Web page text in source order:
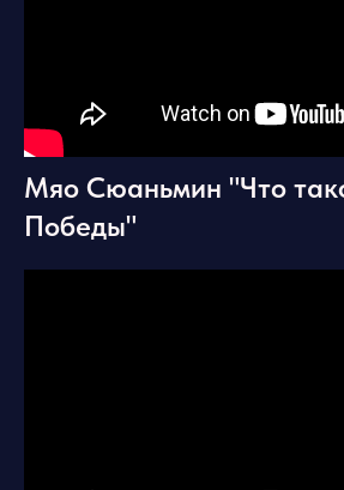
Мяо Сюаньмин "Что
Победы"